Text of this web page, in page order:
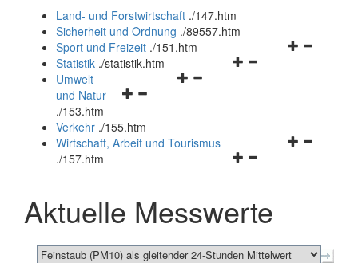
und
schließen
Land- und Forstwirtschaft ./147.htm
Sicherheit und Ordnung ./89557.htm
Navigationsmenü
Sport und Freizeit ./151.htm
Navigationsmenü
Statistik ./statistik.htm
Navigationsmenü
und
schließen
Umwelt
und Natur
./153.htm
Verkehr ./155.htm
Navigationsmenü
schließen
Wirtschaft, Arbeit und Tourismus
./157.htm
Aktuelle Messwerte